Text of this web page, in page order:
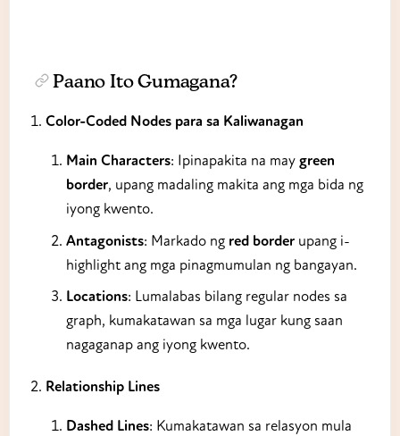
Paano Ito Gumagana?
Color-Coded Nodes para sa Kaliwanagan
Main Characters: Ipinapakita na maygreen
border, upang madaling makita ang mga bida ng
iyong kwento.
Antagonists: Markado ng red border upang i-
highlight ang mga pinagmumulan ng bangayan.
Locations: Lumalabas bilang regular nodes sa
graph, kumakatawan sa mga lugar kung saan
nagaganap ang iyong kwento.
Relationship Lines
Dashed Lines: Kumakatawan sa relasyon mula